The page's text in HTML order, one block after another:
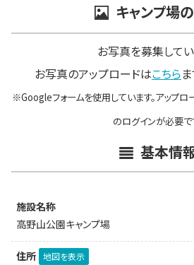
キャンプ場
お写真を募集してい
お写真のアップロードはこちら
※Googleフォームを使用しています。アップ
のログインが必要で
基本情
施設名称
高野山公園キャンプ場
住所 地図を表示